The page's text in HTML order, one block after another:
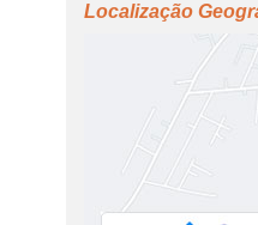
Localização